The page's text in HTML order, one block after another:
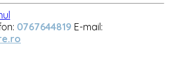
0767644819 E-mail: